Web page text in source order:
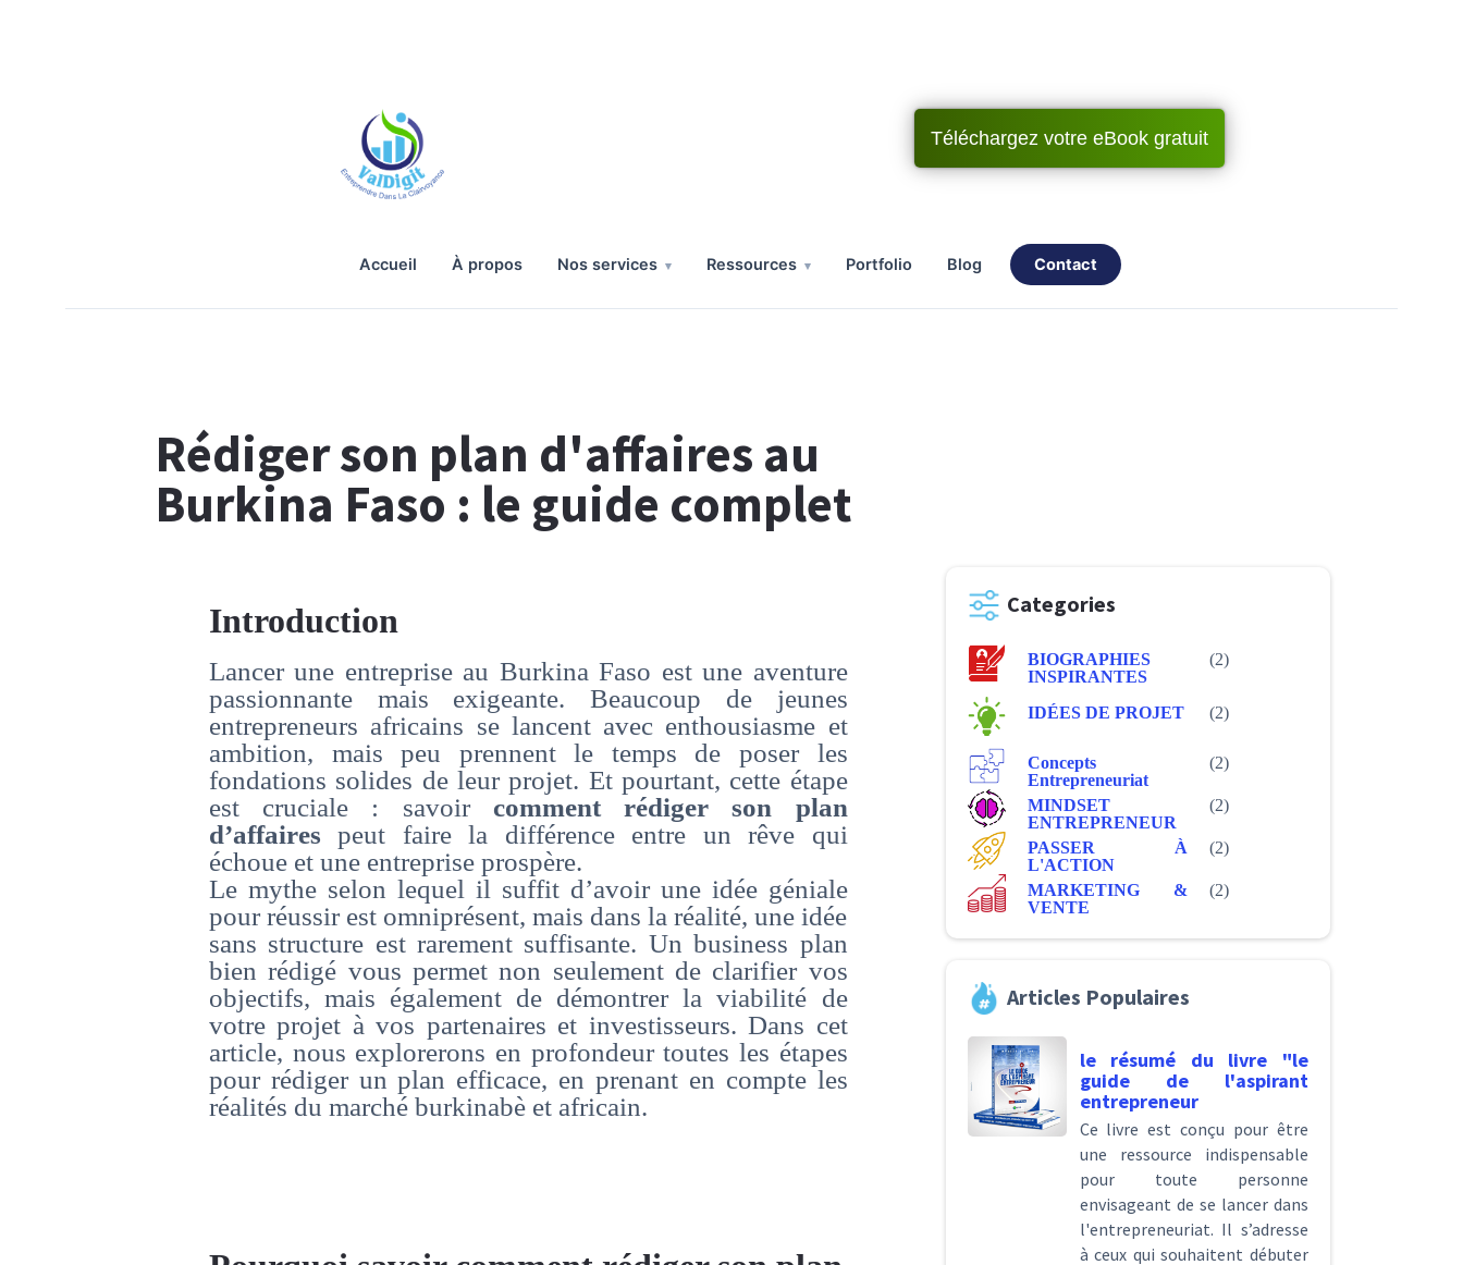
Téléchargez votre eBook gratuit
accueil à propos nos services ressources portfolio blog contact
Rédiger son plan d'affaires au
Burkina Faso : le guide complet
Introduction
Lancer une entreprise au Burkina Faso est une aventure
passionnante mais exigeante. Beaucoup de jeunes
entrepreneurs africains se lancent avec enthousiasme et
ambition, mais peu prennent le temps de poser les
fondations solides de leur projet. Et pourtant, cette étape
est cruciale : savoir comment rédiger son plan
d’affaires peut faire la différence entre un rêve qui
échoue et une entreprise prospère.
Le mythe selon lequel il suffit d’avoir une idée géniale
pour réussir est omniprésent, mais dans la réalité, une idée
sans structure est rarement suffisante. Un business plan
bien rédigé vous permet non seulement de clarifier vos
objectifs, mais également de démontrer la viabilité de
votre projet à vos partenaires et investisseurs. Dans cet
article, nous explorerons en profondeur toutes les étapes
pour rédiger un plan efficace, en prenant en compte les
réalités du marché burkinabè et africain.
Categories
BIOGRAPHIES
INSPIRANTES
(2)
IDÉES DE PROJET (2)
Concepts
Entrepreneuriat
(2)
MINDSET
ENTREPRENEUR
(2)
PASSER À
L'ACTION
(2)
MARKETING &
VENTE
(2)
Articles Populaires
le résumé du livre "le
guide de l'aspirant
entrepreneur
Ce livre est conçu pour être
une ressource indispensable
pour toute personne
envisageant de se lancer dans
l'entrepreneuriat. Il s’adresse
à ceux qui souhaitent débuter